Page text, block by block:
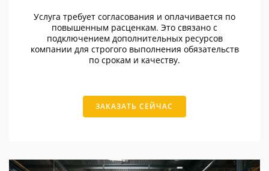
Услуга требует согласования и оплачивается по
повышенным расценкам. Это связано с
подключением дополнительных ресурсов
компании для строгого выполнения обязательств
по срокам и качеству.
ЗАКАЗАТЬ СЕЙЧАС